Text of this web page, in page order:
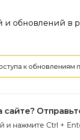
обновлений в
к обновлениям
и нажмите Ctrl +